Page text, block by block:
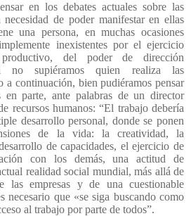
en los debates actuales sobre las
de poder manifestar en ellas
una persona, en muchas ocasiones
inexistentes por el ejercicio
del poder de dirección
no supiéramos quien realiza las
a continuación, bien pudiéramos pensar
en parte, ante palabras de un director
recursos humanos: “El trabajo debería
desarrollo personal, donde se ponen
de la vida: la creatividad, la
de capacidades, el ejercicio de
con los demás, una actitud de
realidad social mundial, más allá de
las empresas y de una cuestionable
necesario que «se siga buscando como
al trabajo por parte de todos”.